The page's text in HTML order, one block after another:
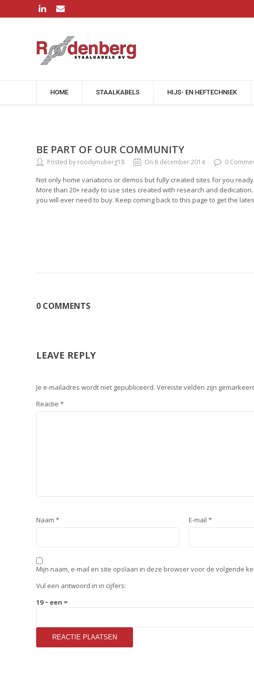
HOME STAALKABELS HIJS- EN HEFTECHNIEK
BE PART OF OUR COMMUNITY
Posted by roodijmuberg18 On 8 december 2014 0
Not only home variations or demos but fully created sites for you
More than 20+ ready to use sites created with research and
you will ever need to buy. Keep coming back to this page to get the
0 COMMENTS
LEAVE REPLY
Je e-mailadres wordt niet gepubliceerd. Vereiste velden zijn
Reactie *
Naam * E-mail*
Mijn naam, e-mail en site opslaan in deze browser voor de volgende
Vul een antwoord in in cijfers:
19 − een =